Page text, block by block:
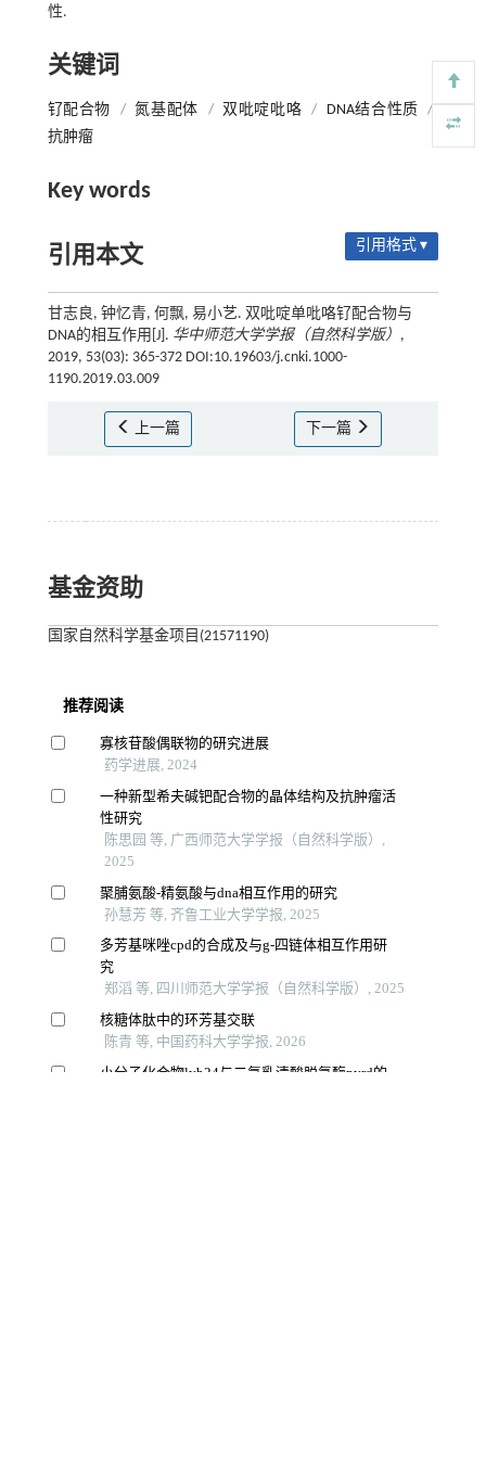
性.
关键词
钌配合物 / 氮基配体 / 双吡啶吡咯 / DNA结合性质
/
抗肿瘤
Key words
引用本文 引用格式 ▾
甘志良, 钟忆青, 何飘, 易小艺. 双吡啶单吡咯钌配合物与
DNA的相互作用[J]. 华中师范大学学报（自然科学版） ,
2019, 53(03): 365-372 DOI:10.19603/j.cnki.1000-
1190.2019.03.009
上一篇 下一篇
基金资助
国家自然科学基金项目(21571190)